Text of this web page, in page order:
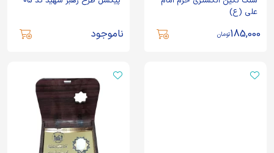
علی (ع)
185,000تومان ناموجود